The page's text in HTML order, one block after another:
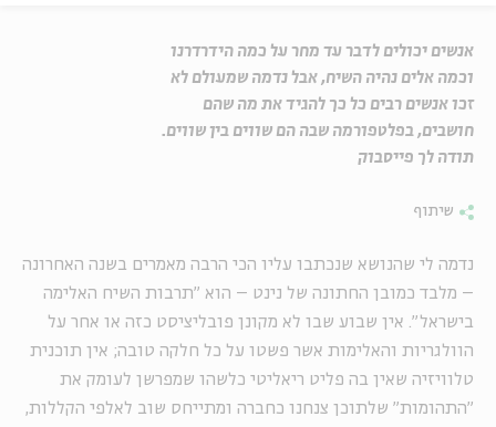
אנשים יכולים לדבר עד מחר על כמה הידרדרנו
וכמה אלים נהיה השיח, אבל נדמה שמעולם לא
זכו אנשים רבים כל כך להגיד את מה שהם
חושבים, בפלטפורמה שבה הם שווים בין שווים.
תודה לך פייסבוק
שיתוף
נדמה לי שהנושא שנכתבו עליו הכי הרבה מאמרים בשנה האחרונה
– מלבד כמובן החתונה של נינט – הוא "תרבות השיח האלימה
בישראל". אין שבוע שבו לא מקונן פובליציסט כזה או אחר על
הוולגריות והאלימות אשר פשטו על כל חלקה טובה; אין תוכנית
טלוויזיה שאין בה פליט ריאליטי כלשהו שמפרשן לעומק את
"התהומות" שלתוכן צנחנו כחברה ומתייחס שוב לאלפי הקללות,